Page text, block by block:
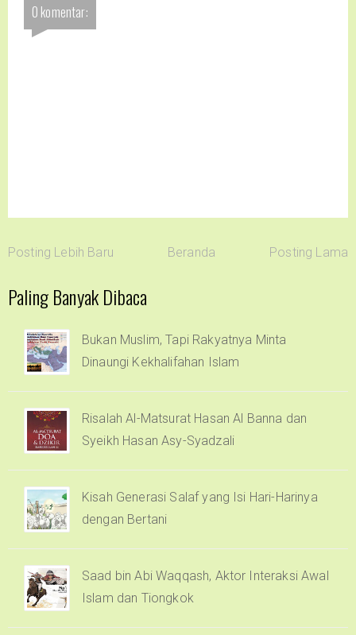
0 komentar:
Posting Lebih Baru Beranda Posting Lama
Paling Banyak Dibaca
Bukan Muslim, Tapi Rakyatnya Minta
Dinaungi Kekhalifahan Islam
Risalah Al-Matsurat Hasan Al Banna dan
Syeikh Hasan Asy-Syadzali
Kisah Generasi Salaf yang Isi Hari-Harinya
dengan Bertani
Saad bin Abi Waqqash, Aktor Interaksi Awal
Islam dan Tiongkok